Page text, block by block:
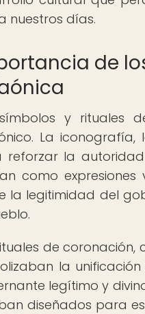
nuestros días.
de
y rituales
La iconografía,
reforzar la
como
la legitimidad del
de
la
legítimo y
diseñados para